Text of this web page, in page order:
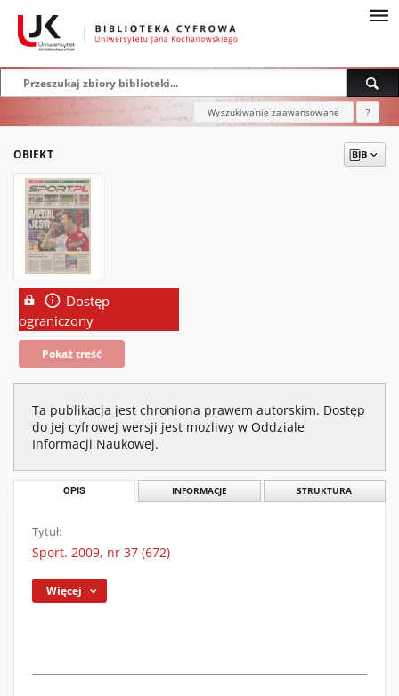
Wyszukiwanie zaawansowane ?
OBIEKT
Dostęp
ograniczony
Pokaż treść
Ta publikacja jest chroniona prawem autorskim. Dostęp
do jej cyfrowej wersji jest możliwy w Oddziale
Informacji Naukowej.
OPIS INFORMACJE STRUKTURA
Tytuł:
Sport. 2009, nr 37 (672)
Więcej